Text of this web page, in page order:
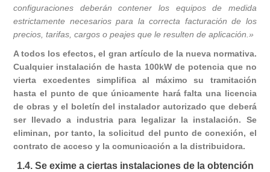
configuraciones deberán contener los equipos de medida
estrictamente necesarios para la correcta facturación de los
precios, tarifas, cargos o peajes que le resulten de aplicación.»
A todos los efectos, el gran artículo de la nueva normativa.
Cualquier instalación de hasta 100kW de potencia que no
vierta excedentes simplifica al máximo su tramitación
hasta el punto de que únicamente hará falta una licencia
de obras y el boletín del instalador autorizado que deberá
ser llevado a industria para legalizar la instalación. Se
eliminan, por tanto, la solicitud del punto de conexión, el
contrato de acceso y la comunicación a la distribuidora.
1.4. Se exime a ciertas instalaciones de la obtención